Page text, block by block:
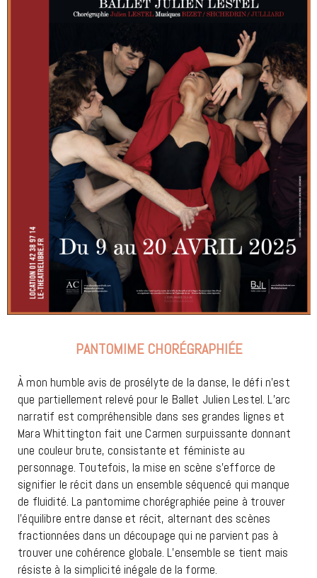
PANTOMIME CHORÉGRAPHIÉE
À mon humble avis de prosélyte de la danse, le défi n’est
que partiellement relevé pour le Ballet Julien Lestel. L’arc
narratif est compréhensible dans ses grandes lignes et
Mara Whittington fait une Carmen surpuissante donnant
une couleur brute, consistante et féministe au
personnage. Toutefois, la mise en scène s’efforce de
signifier le récit dans un ensemble séquencé qui manque
de fluidité. La pantomime chorégraphiée peine à trouver
l’équilibre entre danse et récit, alternant des scènes
fractionnées dans un découpage qui ne parvient pas à
trouver une cohérence globale. L’ensemble se tient mais
résiste à la simplicité inégale de la forme.